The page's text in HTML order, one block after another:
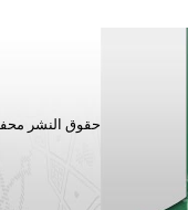
حقوق النشر محفوظة © 1448هـ